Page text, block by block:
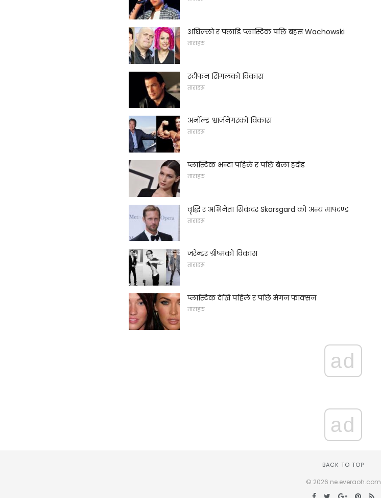
अघिल्लो र पछाडि प्लास्टिक पछि बहस Wachowski
ताराहरु
स्टीफन सिगलको विकास
ताराहरु
अर्नोल्ड श्वार्जनेगरको विकास
ताराहरु
प्लास्टिक भन्दा पहिले र पछि बेला हदीड
ताराहरु
वृद्धि र अभिनेता सिकंदर Skarsgard को अन्य मापदण्ड
ताराहरु
जरेन्डर ग्रीष्मको विकास
ताराहरु
प्लास्टिक देखि पहिले र पछि मेगन फाक्सन
ताराहरु
ad
ad
BACK TO TOP
© 2026 ne.everaoh.com